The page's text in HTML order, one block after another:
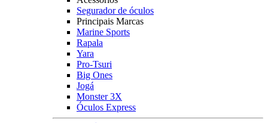
Segurador de óculos
Principais Marcas
Marine Sports
Rapala
Yara
Pro-Tsuri
Big Ones
Jogá
Monster 3X
Óculos Express